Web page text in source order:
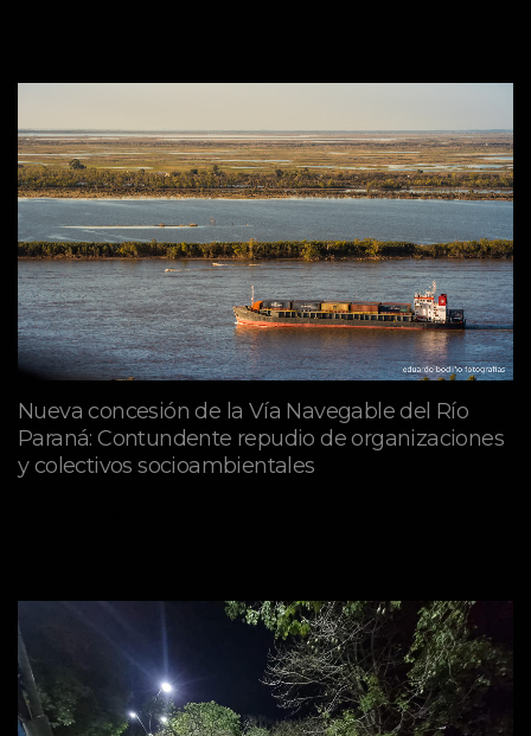
Nueva concesión de la Vía Navegable del Río
Paraná: Contundente repudio de organizaciones
y colectivos socioambientales